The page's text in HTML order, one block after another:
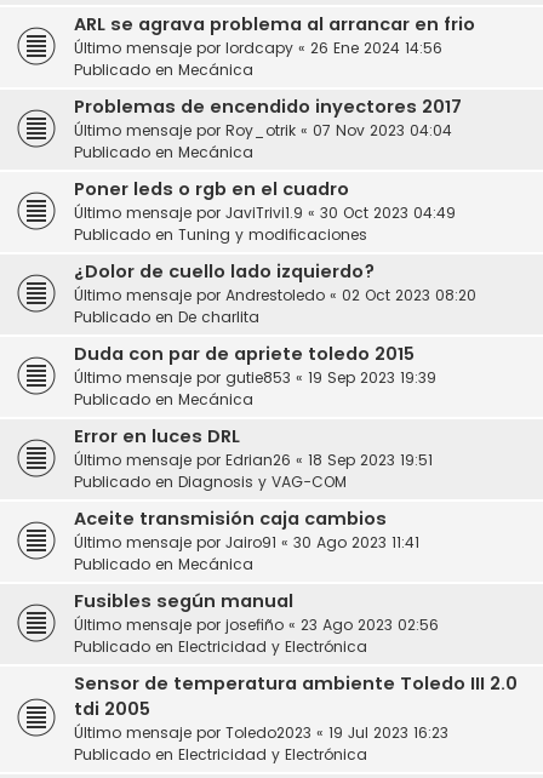
ARL se agrava problema al arrancar en frio
Último mensaje por lordcapy « 26 Ene 2024 14:56
Publicado en Mecánica
Problemas de encendido inyectores 2017
Último mensaje por Roy_otrik « 07 Nov 2023 04:04
Publicado en Mecánica
Poner leds o rgb en el cuadro
Último mensaje por JaviTrivi1.9 « 30 Oct 2023 04:49
Publicado en Tuning y modificaciones
¿Dolor de cuello lado izquierdo?
Último mensaje por Andrestoledo « 02 Oct 2023 08:20
Publicado en De charlita
Duda con par de apriete toledo 2015
Último mensaje por gutie853 « 19 Sep 2023 19:39
Publicado en Mecánica
Error en luces DRL
Último mensaje por Edrian26 « 18 Sep 2023 19:51
Publicado en Diagnosis y VAG-COM
Aceite transmisión caja cambios
Último mensaje por Jairo91 « 30 Ago 2023 11:41
Publicado en Mecánica
Fusibles según manual
Último mensaje por josefiño « 23 Ago 2023 02:56
Publicado en Electricidad y Electrónica
Sensor de temperatura ambiente Toledo III 2.0
tdi 2005
Último mensaje por Toledo2023 « 19 Jul 2023 16:23
Publicado en Electricidad y Electrónica